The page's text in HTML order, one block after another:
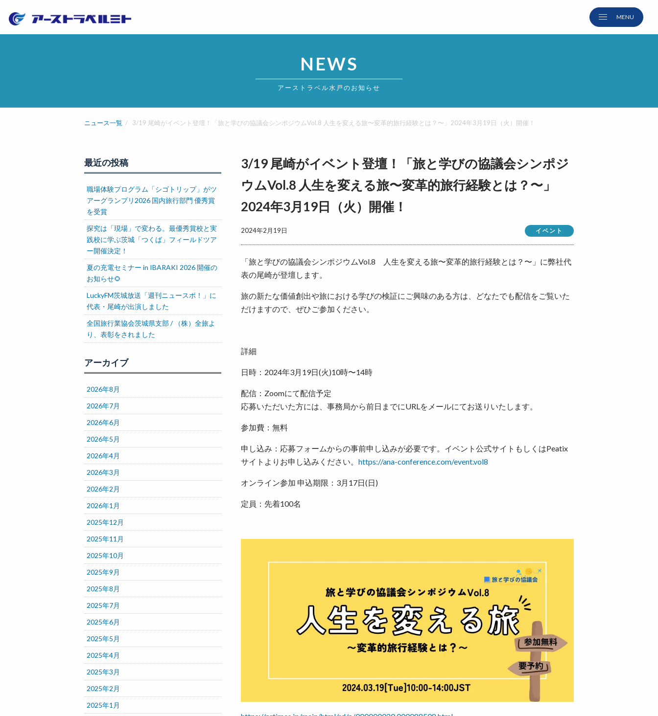
NEWS
アーストラベル水戸のお知らせ
ニュース一覧 3/19 尾崎がイベント登壇！「旅と学びの協議会シンポジウムVol.8 人生を変える旅〜変革的旅行経験とは？〜」2024年3月19日（火）開催！
3/19 尾崎がイベント登壇！「旅と学びの協議会シンポジ
ウムVol.8 人生を変える旅〜変革的旅行経験とは？〜」
2024年3月19日（火）開催！
2024年2月19日 イベント
「旅と学びの協議会シンポジウムVol.8 人生を変える旅〜変革的旅行経験とは？〜」に弊社代
表の尾崎が登壇します。
旅の新たな価値創出や旅における学びの検証にご興味のある方は、どなたでも配信をご覧いた
だけますので、ぜひご参加ください。
詳細
日時：2024年3月19日(火)10時〜14時
配信：Zoomにて配信予定
応募いただいた方には、事務局から前日までにURLをメールにてお送りいたします。
参加費：無料
申し込み：応募フォームからの事前申し込みが必要です。イベント公式サイトもしくはPeatix
サイトよりお申し込みください。 https://ana-conference.com/event.vol8
オンライン参加 申込期限：3月17日(日)
定員：先着100名
最近の投稿
職場体験プログラム「シゴトリップ」がツ
アーグランプリ2026 国内旅行部門 優秀賞
を受賞
探究は「現場」で変わる。最優秀賞校と実
践校に学ぶ茨城「つくば」フィールドツア
ー開催決定！
夏の充電セミナー in IBARAKI 2026 開催の
お知らせ🌻
LuckyFM茨城放送「週刊ニュースポ！」に
代表・尾崎が出演しました
全国旅行業協会茨城県支部 / （株）全旅よ
り、表彰をされました
アーカイブ
2026年8月
2026年7月
2026年6月
2026年5月
2026年4月
2026年3月
2026年2月
2026年1月
2025年12月
2025年11月
2025年10月
2025年9月
2025年8月
2025年7月
2025年6月
2025年5月
2025年4月
2025年3月
2025年2月
2025年1月